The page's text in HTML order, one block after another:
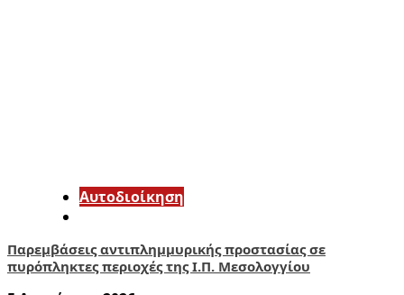
Αυτοδιοίκηση
Παρεμβάσεις αντιπλημμυρικής προστασίας σε
πυρόπληκτες περιοχές της Ι.Π. Μεσολογγίου